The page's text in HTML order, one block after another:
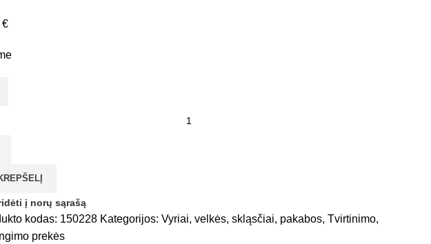
€
į norų sąrašą
kodas: 150228 Kategorijos: Vyriai, velkės, skląsčiai, pakabos, Tvirtinimo,
prekės